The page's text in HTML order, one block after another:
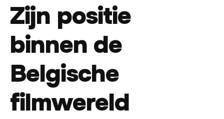
Zijn positie
binnen de
Belgische
filmwereld